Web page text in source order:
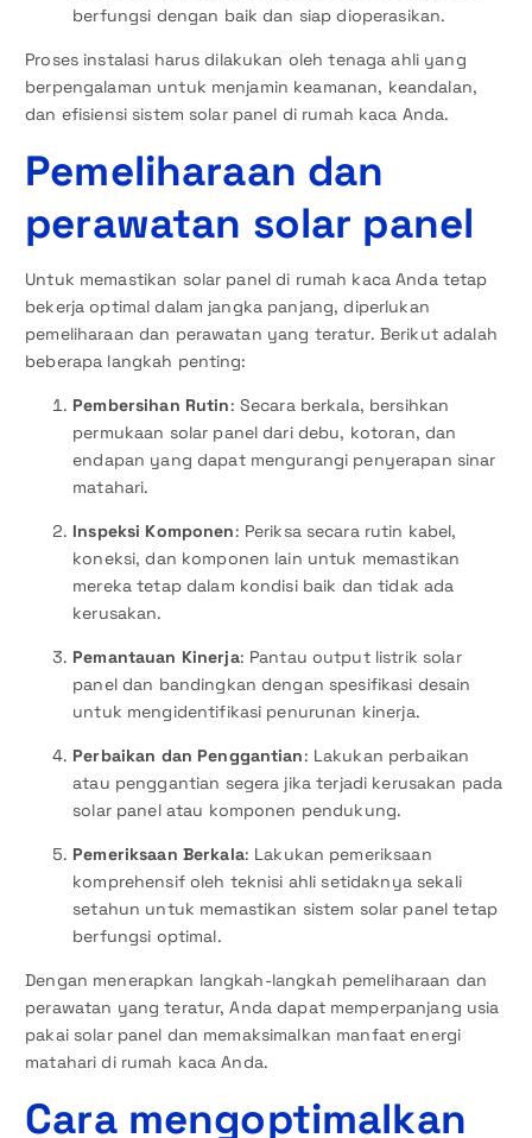
berfungsi dengan baik dan siap dioperasikan.
Proses instalasi harus dilakukan oleh tenaga ahli yang
berpengalaman untuk menjamin keamanan, keandalan,
dan efisiensi sistem solar panel di rumah kaca Anda.
Pemeliharaan dan
perawatan solar panel
Untuk memastikan solar panel di rumah kaca Anda tetap
bekerja optimal dalam jangka panjang, diperlukan
pemeliharaan dan perawatan yang teratur. Berikut adalah
beberapa langkah penting:
Pembersihan Rutin: Secara berkala, bersihkan
permukaan solar panel dari debu, kotoran, dan
endapan yang dapat mengurangi penyerapan sinar
matahari.
Inspeksi Komponen: Periksa secara rutin kabel,
koneksi, dan komponen lain untuk memastikan
mereka tetap dalam kondisi baik dan tidak ada
kerusakan.
Pemantauan Kinerja: Pantau output listrik solar
panel dan bandingkan dengan spesifikasi desain
untuk mengidentifikasi penurunan kinerja.
Perbaikan dan Penggantian: Lakukan perbaikan
atau penggantian segera jika terjadi kerusakan pada
solar panel atau komponen pendukung.
Pemeriksaan Berkala: Lakukan pemeriksaan
komprehensif oleh teknisi ahli setidaknya sekali
setahun untuk memastikan sistem solar panel tetap
berfungsi optimal.
Dengan menerapkan langkah-langkah pemeliharaan dan
perawatan yang teratur, Anda dapat memperpanjang usia
pakai solar panel dan memaksimalkan manfaat energi
matahari di rumah kaca Anda.
Cara mengoptimalkan